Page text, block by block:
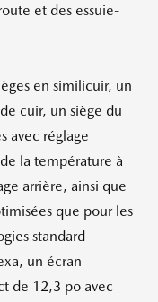
et des essuie-
en similicuir, un
cuir, un siège du
avec réglage
la température à
arrière, ainsi que
que pour les
standard
un écran
de 12,3 po avec